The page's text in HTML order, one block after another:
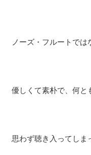
ノーズ・フルートでは
優しくて素朴で、何と
思わず聴き入ってしま